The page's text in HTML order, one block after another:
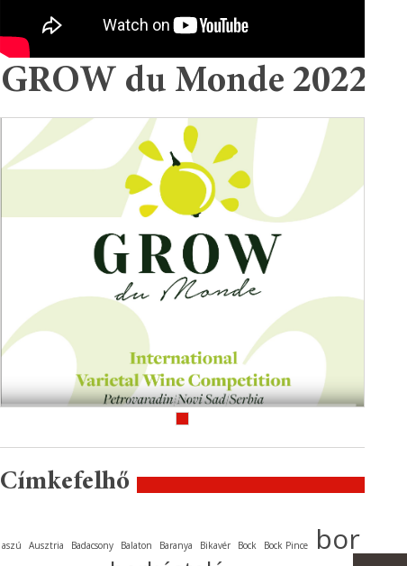
GROW du Monde 2022
Címkefelhő
aszú Ausztria Badacsony Balaton Baranya Bikavér Bock Bock Pince bor